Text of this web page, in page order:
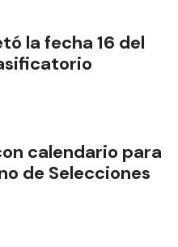
la fecha 16 del
calendario para
de Selecciones